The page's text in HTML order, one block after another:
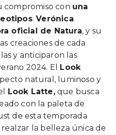
compromiso con una
.Verónica
oficial de Natura, y su
creaciones de cada
y anticiparon las
2024. El
Look
natural, luminoso y
Look Latte,que busca
con la paleta de
de esta temporada
realzar la belleza única de